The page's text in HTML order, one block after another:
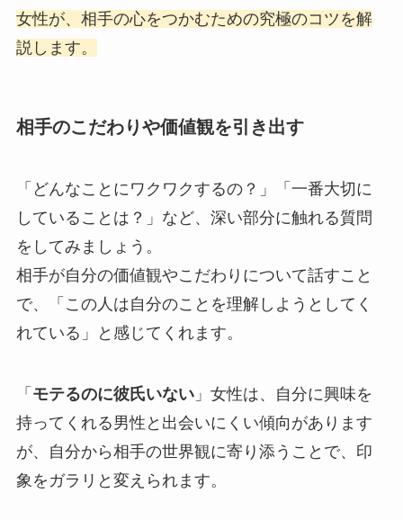
女性が、相手の心をつかむための究極のコツを解
説します。
相手のこだわりや価値観を引き出す
「どんなことにワクワクするの？」「一番大切に
していることは？」など、深い部分に触れる質問
をしてみましょう。
相手が自分の価値観やこだわりについて話すこと
で、「この人は自分のことを理解しようとしてく
れている」と感じてくれます。
「 モテるのに彼氏いない」女性は、自分に興味を
持ってくれる男性と出会いにくい傾向があります
が、自分から相手の世界観に寄り添うことで、印
象をガラリと変えられます。